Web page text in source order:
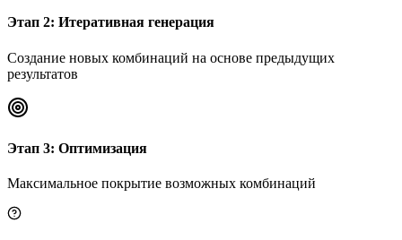
Этап 2: Итеративная генерация
Создание новых комбинаций на основе предыдущих
результатов
Этап 3: Оптимизация
Максимальное покрытие возможных комбинаций